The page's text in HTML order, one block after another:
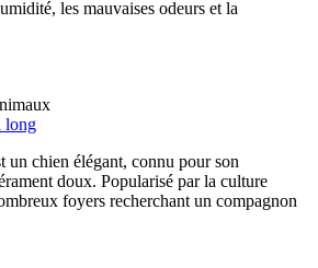
les mauvaises odeurs et la
long
chien élégant, connu pour son
doux. Popularisé par la culture
foyers recherchant un compagnon